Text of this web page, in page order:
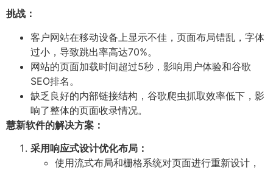
挑战：
客户网站在移动设备上显示不佳，页面布局错乱，字体
过小，导致跳出率高达70%。
网站的页面加载时间超过5秒，影响用户体验和谷歌
SEO排名。
缺乏良好的内部链接结构，谷歌爬虫抓取效率低下，影
响了整体的页面收录情况。
慧新软件的解决方案：
采用响应式设计优化布局：
使用流式布局和栅格系统对页面进行重新设计，